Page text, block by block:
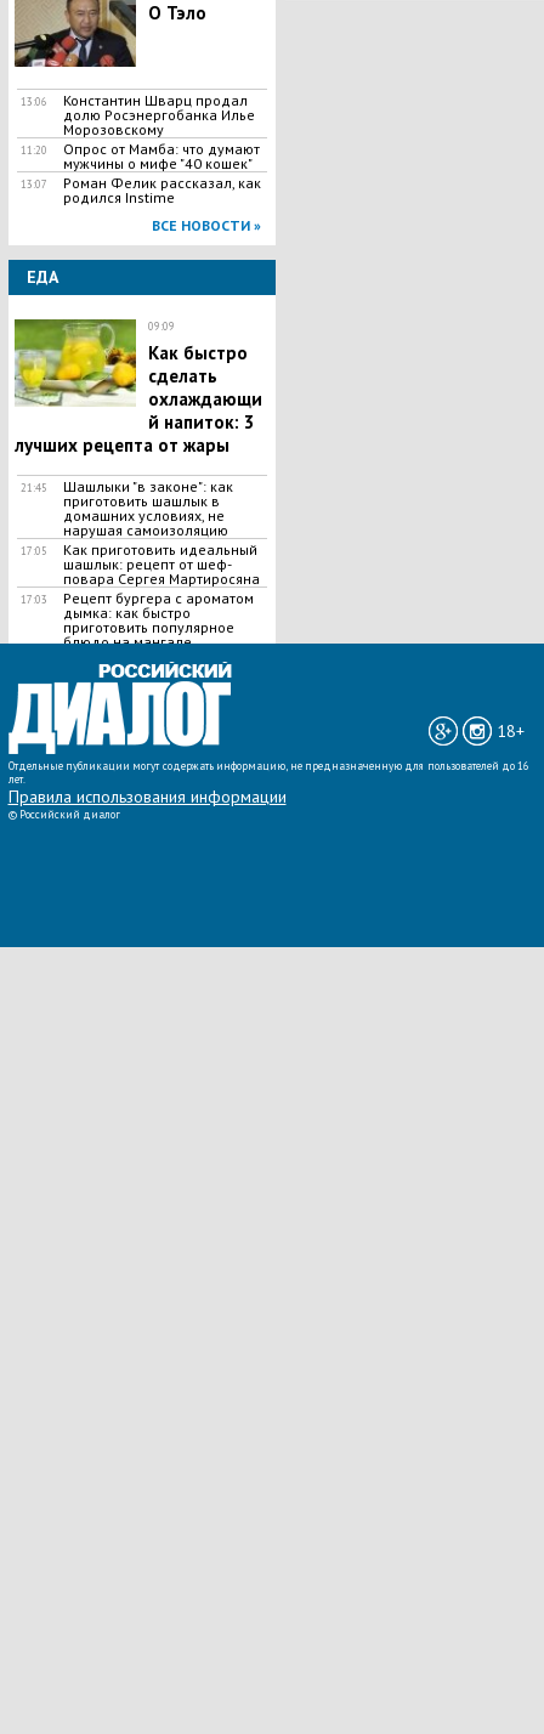
О Тэло
13:06
Константин Шварц продал
долю Росэнергобанка Илье
Морозовскому
11:20
Опрос от Мамба: что думают
мужчины о мифе "40 кошек"
13:07
Роман Фелик рассказал, как
родился Instime
ВСЕ НОВОСТИ »
ЕДА
09:09
Как быстро
сделать
охлаждающи
й напиток: 3
лучших рецепта от жары
21:45
Шашлыки "в законе": как
приготовить шашлык в
домашних условиях, не
нарушая самоизоляцию
17:05
Как приготовить идеальный
шашлык​: рецепт от шеф-
повара Сергея Мартиросяна
17:03
Рецепт бургера с ароматом
дымка: как быстро
приготовить популярное
блюдо на мангале
ВСЕ НОВОСТИ »
18+
Отдельные публикации могут содержать информацию, не предназначенную для пользователей до 16
лет.
Правила использования информации
© Российский диалог